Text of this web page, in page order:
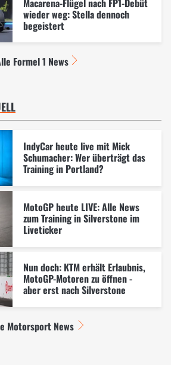
wieder weg: Stella dennoch
begeistert
Formel 1 News
IndyCar heute live mit Mick
Schumacher: Wer überträgt das
Training in Portland?
MotoGP heute LIVE: Alle News
zum Training in Silverstone im
Liveticker
Nun doch: KTM erhält Erlaubnis,
MotoGP-Motoren zu öffnen -
aber erst nach Silverstone
Motorsport News